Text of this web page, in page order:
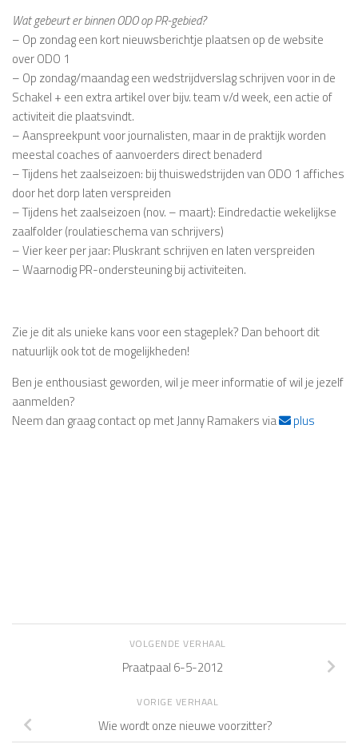
Wat gebeurt er binnen ODO op PR-gebied?
– Op zondag een kort nieuwsberichtje plaatsen op de website
over ODO 1
– Op zondag/maandag een wedstrijdverslag schrijven voor in de
Schakel + een extra artikel over bijv. team v/d week, een actie of
activiteit die plaatsvindt.
– Aanspreekpunt voor journalisten, maar in de praktijk worden
meestal coaches of aanvoerders direct benaderd
– Tijdens het zaalseizoen: bij thuiswedstrijden van ODO 1 affiches
door het dorp laten verspreiden
– Tijdens het zaalseizoen (nov. – maart): Eindredactie wekelijkse
zaalfolder (roulatieschema van schrijvers)
– Vier keer per jaar: Pluskrant schrijven en laten verspreiden
– Waarnodig PR-ondersteuning bij activiteiten.
Zie je dit als unieke kans voor een stageplek? Dan behoort dit
natuurlijk ook tot de mogelijkheden!
Ben je enthousiast geworden, wil je meer informatie of wil je jezelf
aanmelden?
Neem dan graag contact op met Janny Ramakers via
plus
VOLGENDE VERHAAL
Praatpaal 6-5-2012
VORIGE VERHAAL
Wie wordt onze nieuwe voorzitter?